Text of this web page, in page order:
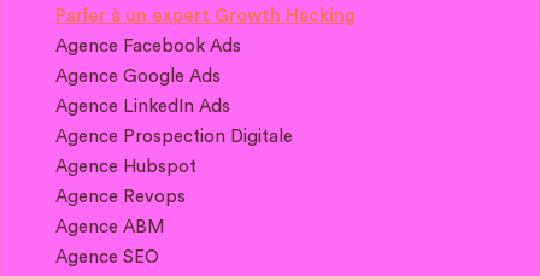
Parler à un expert Growth Hacking
Agence Facebook Ads
Agence Google Ads
Agence LinkedIn Ads
Agence Prospection Digitale
Agence Hubspot
Agence Revops
Agence ABM
Agence SEO